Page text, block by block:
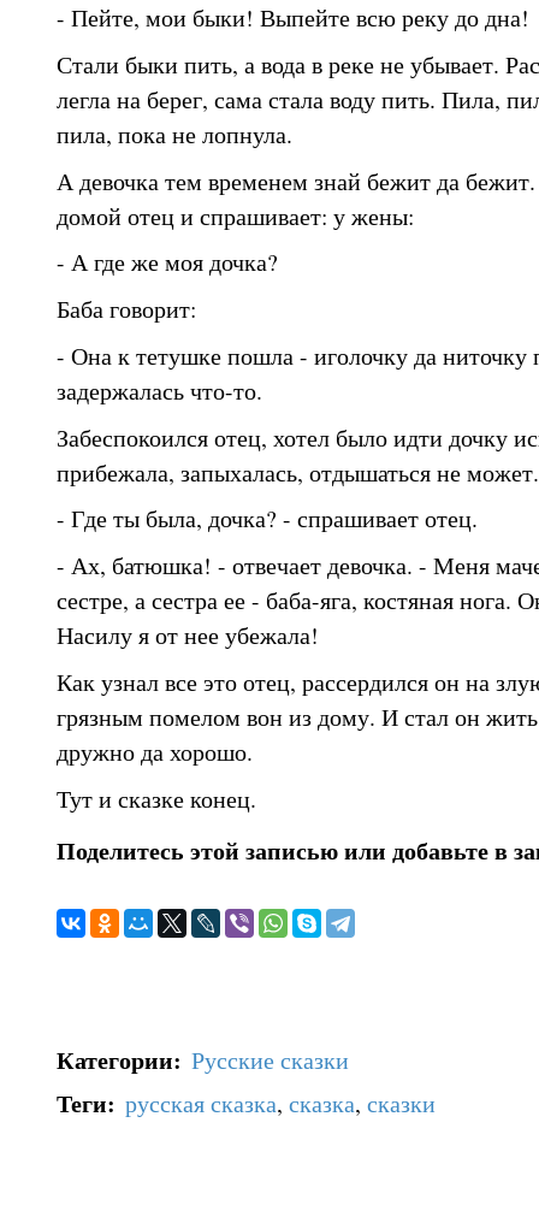
- Пейте, мои быки! Выпейте всю реку до дна!
Стали быки пить, а вода в реке не убывает.
легла на берег, сама стала воду пить. Пила,
пила, пока не лопнула.
А девочка тем временем знай бежит да
домой отец и спрашивает: у жены:
- А где же моя дочка?
Баба говорит:
- Она к тетушке пошла - иголочку да ниточку
задержалась что-то.
Забеспокоился отец, хотел было идти дочку
прибежала, запыхалась, отдышаться не может.
- Где ты была, дочка? - спрашивает отец.
- Ах, батюшка! - отвечает девочка. - Меня
сестре, а сестра ее - баба-яга, костяная нога.
Насилу я от нее убежала!
Как узнал все это отец, рассердился он на
грязным помелом вон из дому. И стал он
дружно да хорошо.
Тут и сказке конец.
Поделитесь этой записью или добавьте в
Категории: Русские сказки
Теги: русская сказка, сказка, сказки